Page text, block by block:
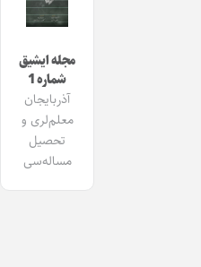
مجله ایشیق
شماره 1
آذربایجان
معلم‌لری و
تحصیل
مساله‌سی